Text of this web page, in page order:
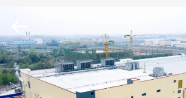
ZU
HAUSE
Rights
Reserved.